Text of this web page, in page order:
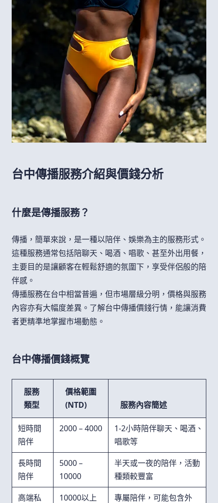
台中傳播服務介紹與價錢分析
什麼是傳播服務？
傳播，簡單來說，是一種以陪伴、娛樂為主的服務形式。
這種服務通常包括陪聊天、喝酒、唱歌、甚至外出用餐，
主要目的是讓顧客在輕鬆舒適的氛圍下，享受伴侶般的陪
伴感。
傳播服務在台中相當普遍，但市場層級分明，價格與服務
內容亦有大幅度差異。了解台中傳播價錢行情，能讓消費
者更精準地掌握市場動態。
台中傳播價錢概覽
服務
類型
價格範圍
(NTD)
服務內容簡述
短時間
陪伴
2000 – 4000
1-2小時陪伴聊天、喝酒、
唱歌等
長時間
陪伴
5000 –
10000
半天或一夜的陪伴，活動
種類較豐富
高端私
10000以上 專屬陪伴，可能包含外